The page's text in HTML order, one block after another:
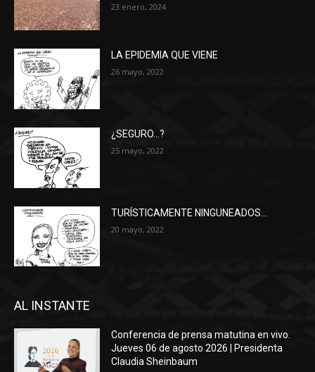
23 enero, 2024
LA EPIDEMIA QUE VIENE
26 mayo, 2022
¿SEGURO…?
25 mayo, 2022
TURÍSTICAMENTE NINGUNEADOS…
20 mayo, 2022
AL INSTANTE
Conferencia de prensa matutina en vivo.
Jueves 06 de agosto 2026 | Presidenta
Claudia Sheinbaum